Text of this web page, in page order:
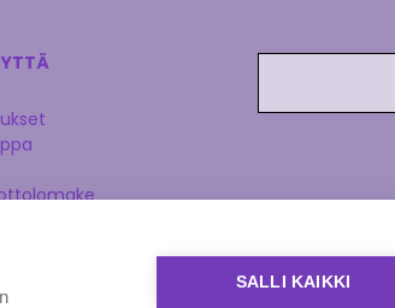
SALLI KAIKKI